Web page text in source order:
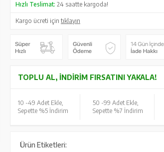
Hızlı Teslimat: 24 saatte kargoda!
Kargo ücreti içintıklayın
TOPLU AL, İNDIRIM FIRSATINI YAKALA!
10 -49 Adet Ekle,
Sepette %5 İndirim
50 -99 Adet Ekle,
Sepette %7 İndirim
Ürün Etiketleri: